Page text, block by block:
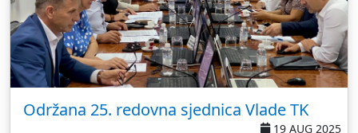
Održana 25. redovna sjednica Vlade TK
19 AUG 2025